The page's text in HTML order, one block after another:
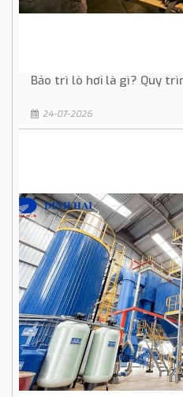
Bảo trì lò hơi là gì? Quy
24-07-2026